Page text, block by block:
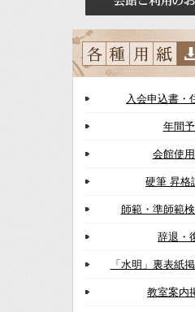
入会申込書・
年間
会館使
硬筆 昇格
師範・準師範
辞退・
「水明」裏表紙
教室案内